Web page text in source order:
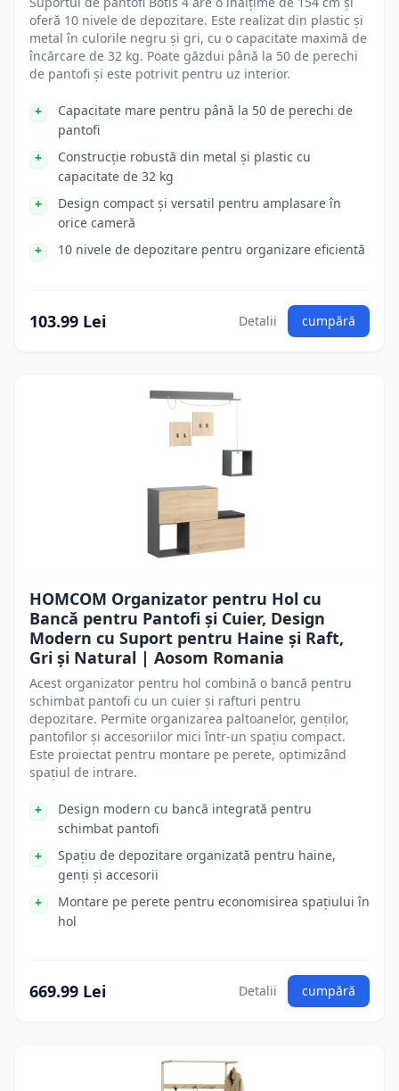
oferă 10 nivele de depozitare. Este realizat din plastic și
metal în culorile negru și gri, cu o capacitate maximă de
încărcare de 32 kg. Poate găzdui până la 50 de perechi
de pantofi și este potrivit pentru uz interior.
Capacitate mare pentru până la 50 de perechi de
pantofi
Construcție robustă din metal și plastic cu
capacitate de 32 kg
Design compact și versatil pentru amplasare în
orice cameră
10 nivele de depozitare pentru organizare eficientă
103.99 Lei Detalii cumpără
HOMCOM Organizator pentru Hol cu
Bancă pentru Pantofi și Cuier, Design
Modern cu Suport pentru Haine și Raft,
Gri și Natural | Aosom Romania
Acest organizator pentru hol combină o bancă pentru
schimbat pantofi cu un cuier și rafturi pentru
depozitare. Permite organizarea paltoanelor, genților,
pantofilor și accesoriilor mici într-un spațiu compact.
Este proiectat pentru montare pe perete, optimizând
spațiul de intrare.
Design modern cu bancă integrată pentru
schimbat pantofi
Spațiu de depozitare organizată pentru haine,
genți și accesorii
Montare pe perete pentru economisirea spațiului în
hol
669.99 Lei Detalii cumpără